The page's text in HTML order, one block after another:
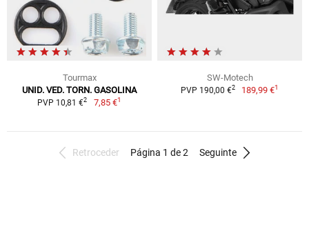
Tourmax
UNID. VED. TORN. GASOLINA
PVP 10,81 €2 7,85 €1
SW-Motech
PVP 190,00 €2 189,99 €1
Retroceder Página 1 de 2 Seguinte